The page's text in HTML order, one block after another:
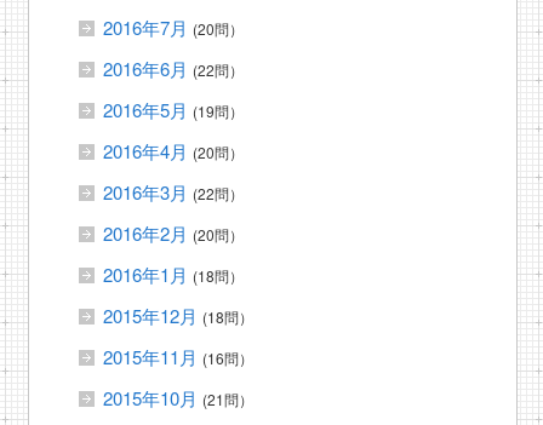
2016年7月 (20問）
2016年6月 (22問）
2016年5月 (19問）
2016年4月 (20問）
2016年3月 (22問）
2016年2月 (20問）
2016年1月 (18問）
2015年12月 (18問）
2015年11月 (16問）
2015年10月 (21問）